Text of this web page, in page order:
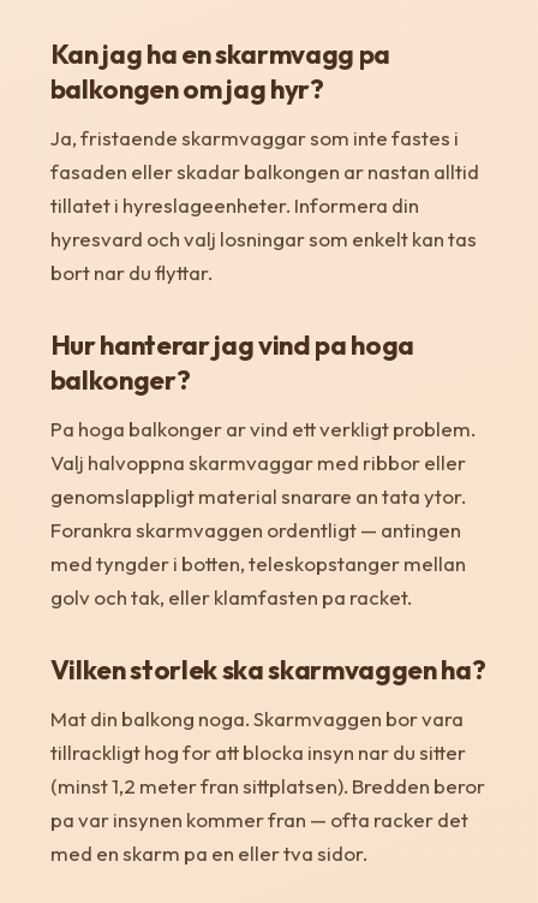
Kan jag ha en skarmvagg pa
balkongen om jag hyr?
Ja, fristaende skarmvaggar som inte fastes i
fasaden eller skadar balkongen ar nastan alltid
tillatet i hyreslageenheter. Informera din
hyresvard och valj losningar som enkelt kan tas
bort nar du flyttar.
Hur hanterar jag vind pa hoga
balkonger?
Pa hoga balkonger ar vind ett verkligt problem.
Valj halvoppna skarmvaggar med ribbor eller
genomslappligt material snarare an tata ytor.
Forankra skarmvaggen ordentligt — antingen
med tyngder i botten, teleskopstanger mellan
golv och tak, eller klamfasten pa racket.
Vilken storlek ska skarmvaggen ha?
Mat din balkong noga. Skarmvaggen bor vara
tillrackligt hog for att blocka insyn nar du sitter
(minst 1,2 meter fran sittplatsen). Bredden beror
pa var insynen kommer fran — ofta racker det
med en skarm pa en eller tva sidor.